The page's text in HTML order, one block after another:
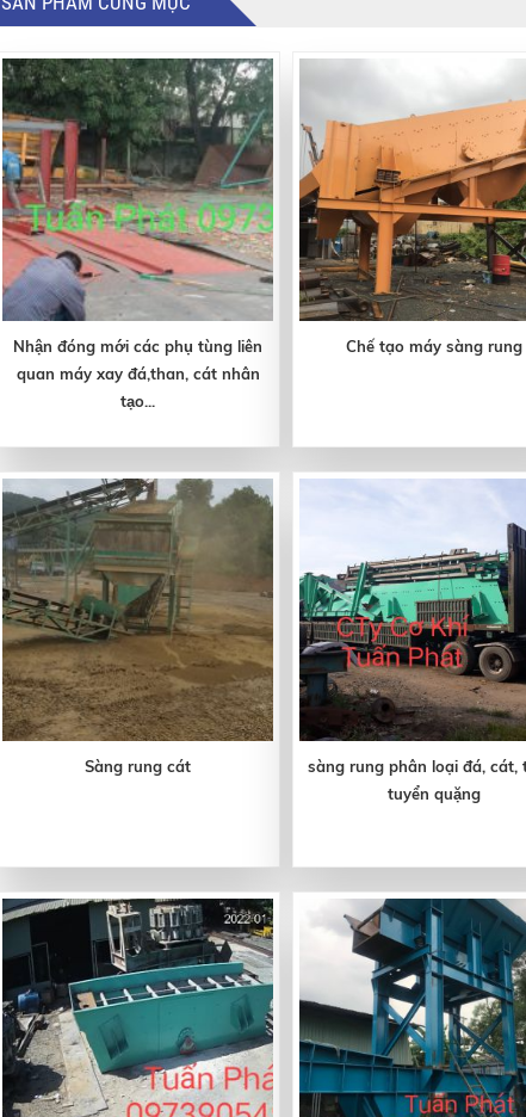
Nhận đóng mới các phụ tùng liên
quan máy xay đá,than, cát nhân
tạo...
Chế tạo máy sàng rung
Sàng rung cát
sàng rung phân loại đá, cát,
tuyển quặng